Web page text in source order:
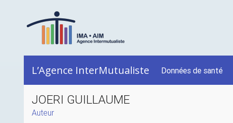
L’Agence InterMutualiste Données de santé
JOERI GUILLAUME
Auteur